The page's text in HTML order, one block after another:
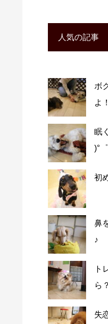
人気の記事
ボ
よ！
眠
)°゜
初
鼻
♪
ト
ら？
失